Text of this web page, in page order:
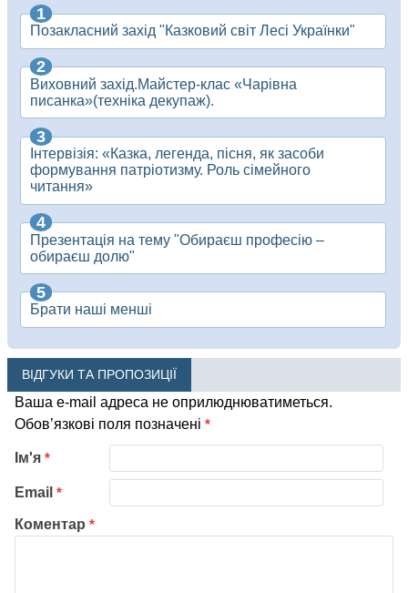
Позакласний захід "Казковий світ Лесі Українки"
Виховний захід.Майстер-клас «Чарівна
писанка»(техніка декупаж).
Інтервізія: «Казка, легенда, пісня, як засоби
формування патріотизму. Роль сімейного
читання»
Презентація на тему "Обираєш професію –
обираєш долю"
Брати наші менші
ВІДГУКИ ТА ПРОПОЗИЦІЇ
Ваша e-mail адреса не оприлюднюватиметься.
Обов’язкові поля позначені *
Коментар *
Ім'я *
Email *